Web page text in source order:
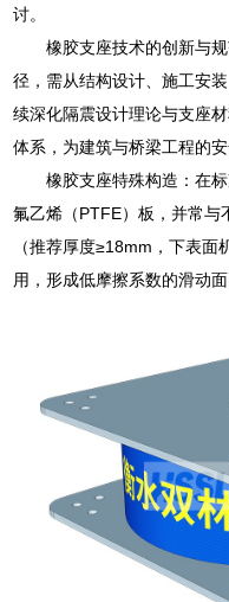
讨。
橡胶支座技术的创新与
径，需从结构设计、施工安
续深化隔震设计理论与支座
体系，为建筑与桥梁工程的
橡胶支座特殊构造：在
氟乙烯（PTFE）板，并常与
（推荐厚度≥18mm，下表
用，形成低摩擦系数的滑动面